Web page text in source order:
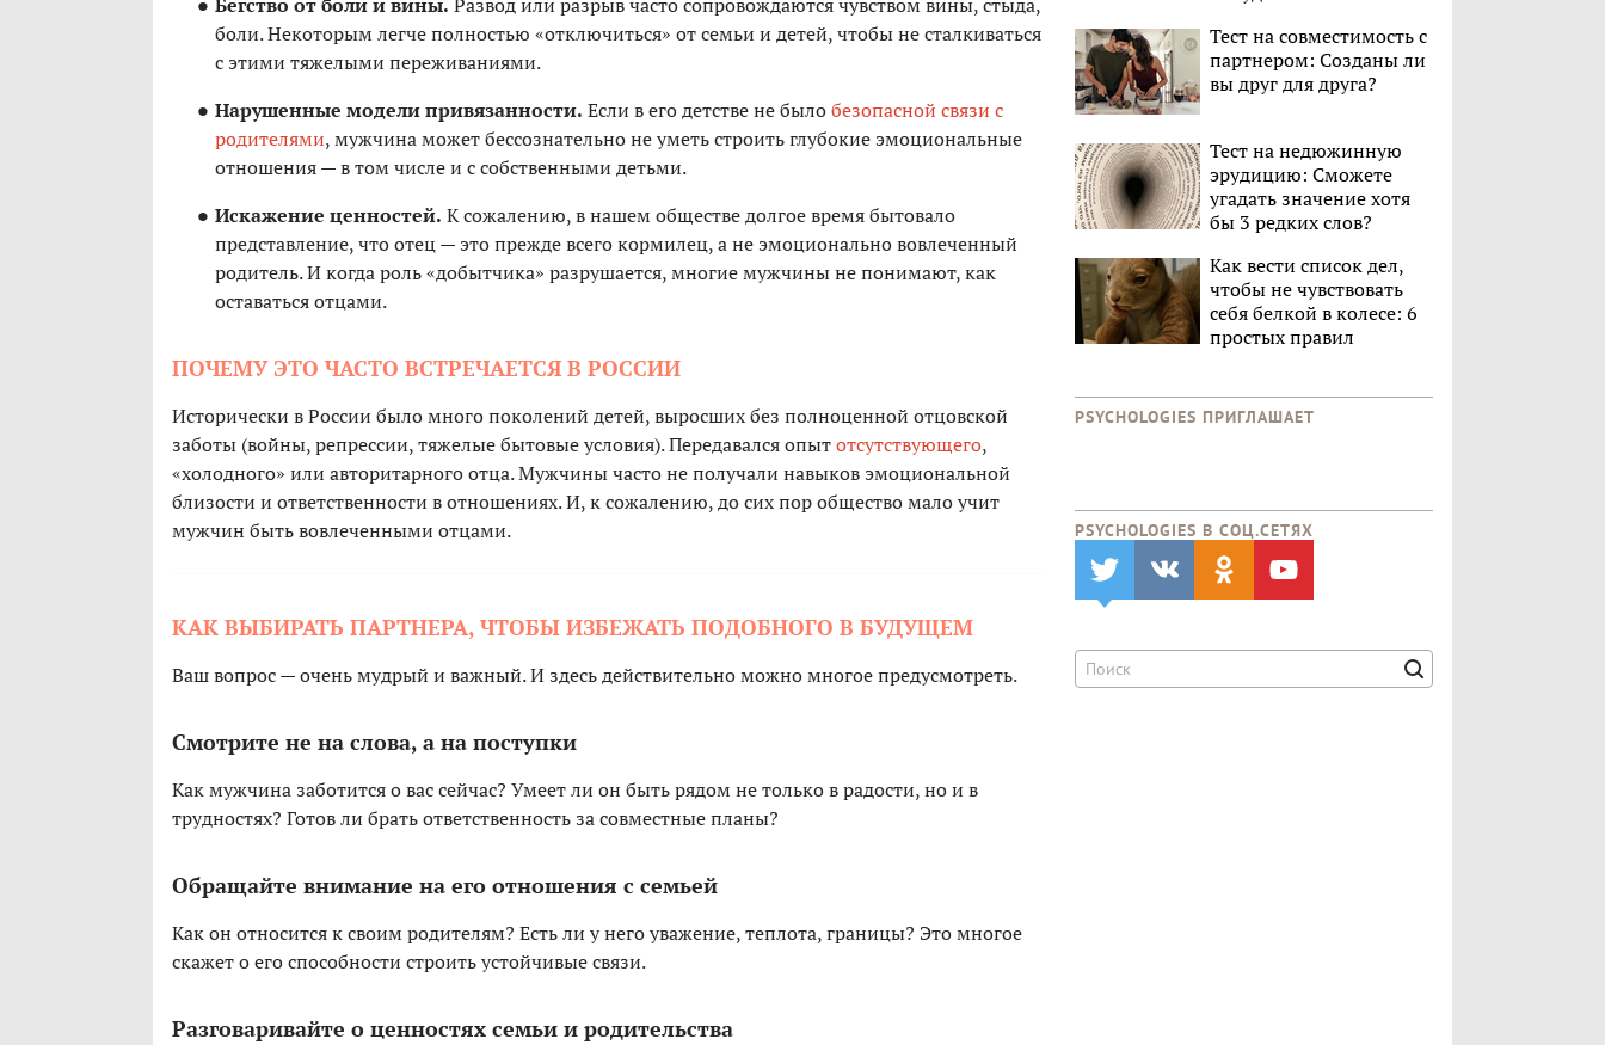
боли. Некоторым легче полностью «отключиться» от семьи и детей, чтобы не сталкиваться
с этими тяжелыми переживаниями.
Нарушенные модели привязанности. Если в его детстве не былобезопасной связи с
родителями, мужчина может бессознательно не уметь строить глубокие эмоциональные
отношения — в том числе и с собственными детьми.
Искажение ценностей. К сожалению, в нашем обществе долгое время бытовало
представление, что отец — это прежде всего кормилец, а не эмоционально вовлеченный
родитель. И когда роль «добытчика» разрушается, многие мужчины не понимают, как
оставаться отцами.
ПОЧЕМУ ЭТО ЧАСТО ВСТРЕЧАЕТСЯ В РОССИИ
Исторически в России было много поколений детей, выросших без полноценной отцовской
заботы (войны, репрессии, тяжелые бытовые условия). Передавался опытотсутствующего,
«холодного» или авторитарного отца. Мужчины часто не получали навыков эмоциональной
близости и ответственности в отношениях. И, к сожалению, до сих пор общество мало учит
мужчин быть вовлеченными отцами.
КАК ВЫБИРАТЬ ПАРТНЕРА, ЧТОБЫ ИЗБЕЖАТЬ ПОДОБНОГО В БУДУЩЕМ
Ваш вопрос — очень мудрый и важный. И здесь действительно можно многое предусмотреть.
Смотрите не на слова, а на поступки
Как мужчина заботится о вас сейчас? Умеет ли он быть рядом не только в радости, но и в
трудностях? Готов ли брать ответственность за совместные планы?
Обращайте внимание на его отношения с семьей
Как он относится к своим родителям? Есть ли у него уважение, теплота, границы? Это многое
скажет о его способности строить устойчивые связи.
Разговаривайте о ценностях семьи и родительства
Тест на совместимость с
партнером: Созданы ли
вы друг для друга?
Тест на недюжинную
эрудицию: Сможете
угадать значение хотя
бы 3 редких слов?
Как вести список дел,
чтобы не чувствовать
себя белкой в колесе: 6
простых правил
PSYCHOLOGIES ПРИГЛАШАЕТ
PSYCHOLOGIES В CОЦ.СЕТЯХ